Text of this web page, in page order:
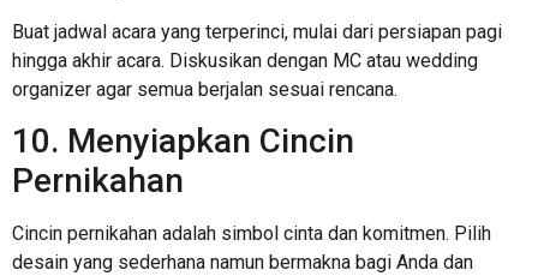
Buat jadwal acara yang terperinci, mulai dari persiapan pagi
hingga akhir acara. Diskusikan dengan MC atau wedding
organizer agar semua berjalan sesuai rencana.
10. Menyiapkan Cincin
Pernikahan
Cincin pernikahan adalah simbol cinta dan komitmen. Pilih
desain yang sederhana namun bermakna bagi Anda dan